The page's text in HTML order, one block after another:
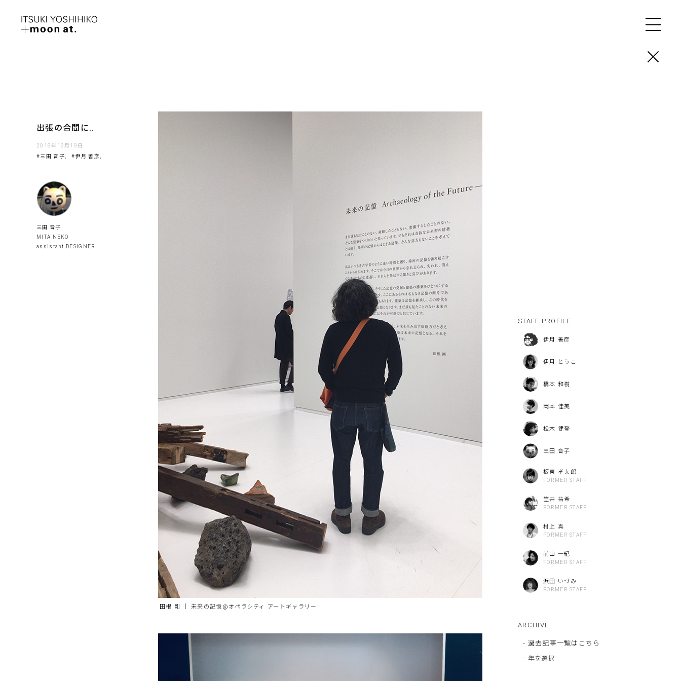
出張の合間に..
2018年12月19日
#三田 音子,
#伊月 善彦,
三田 音子
MITA NEKO
assistant DESIGNER
田根 剛 ｜ 未来の記憶@オペラシティ アートギャラリー
STAFF PROFILE
伊月 善彦
伊月 とうこ
橋本 和樹
岡本 佳美
松木 健登
三田 音子
板東 孝太郎
FORMER STAFF
笠井 祐希
FORMER STAFF
村上 真
FORMER STAFF
前山 一紀
FORMER STAFF
浜田 いづみ
FORMER STAFF
ARCHIVE
- 過去記事一覧はこちら
-